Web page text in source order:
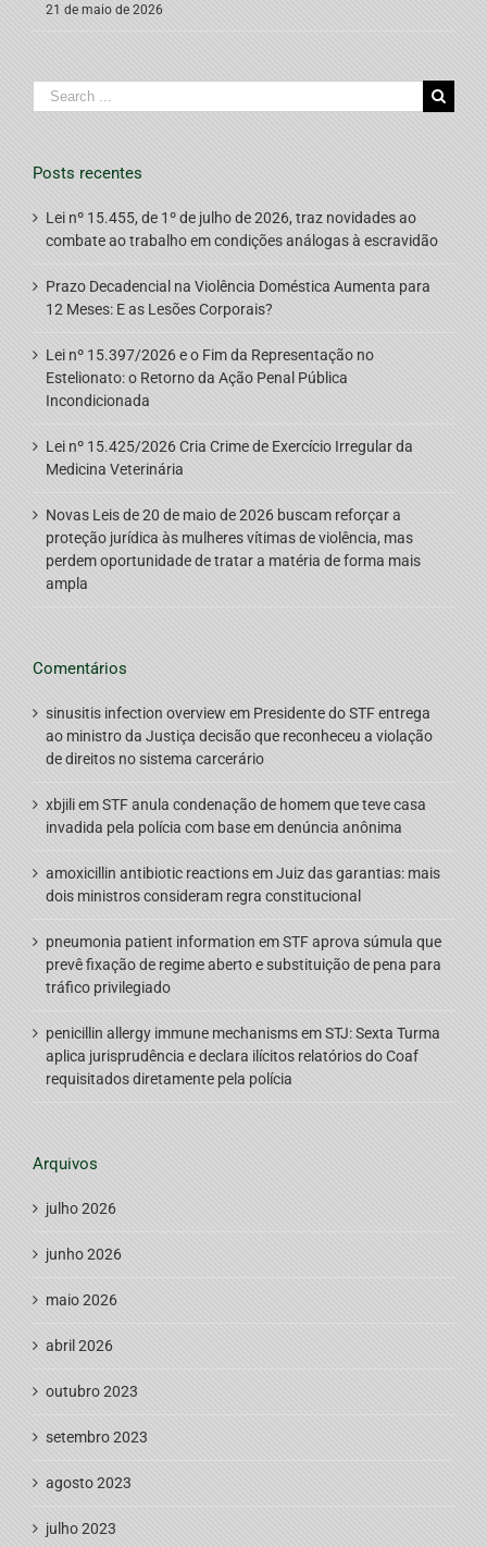
21 de maio de 2026
Search
for:
Posts recentes
Lei nº 15.455, de 1º de julho de 2026, traz novidades ao
combate ao trabalho em condições análogas à escravidão
Prazo Decadencial na Violência Doméstica Aumenta para
12 Meses: E as Lesões Corporais?
Lei nº 15.397/2026 e o Fim da Representação no
Estelionato: o Retorno da Ação Penal Pública
Incondicionada
Lei nº 15.425/2026 Cria Crime de Exercício Irregular da
Medicina Veterinária
Novas Leis de 20 de maio de 2026 buscam reforçar a
proteção jurídica às mulheres vítimas de violência, mas
perdem oportunidade de tratar a matéria de forma mais
ampla
Comentários
sinusitis infection overview em Presidente do STF entrega
ao ministro da Justiça decisão que reconheceu a violação
de direitos no sistema carcerário
xbjiliemSTF anula condenação de homem que teve casa
invadida pela polícia com base em denúncia anônima
amoxicillin antibiotic reactionsemJuiz das garantias: mais
dois ministros consideram regra constitucional
pneumonia patient information emSTF aprova súmula que
prevê fixação de regime aberto e substituição de pena para
tráfico privilegiado
penicillin allergy immune mechanismsemSTJ: Sexta Turma
aplica jurisprudência e declara ilícitos relatórios do Coaf
requisitados diretamente pela polícia
Arquivos
julho 2026
junho 2026
maio 2026
abril 2026
outubro 2023
setembro 2023
agosto 2023
julho 2023